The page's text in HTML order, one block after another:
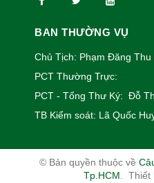
BAN THƯỜNG VỤ
Chủ Tịch: Phạm Đăng Thu
PCT Thường Trực:
PCT - Tổng Thư Ký: Đỗ
TB Kiểm soát: Lã Quốc
© Bản quyền thuộc về
Tp.HCM
Thiết